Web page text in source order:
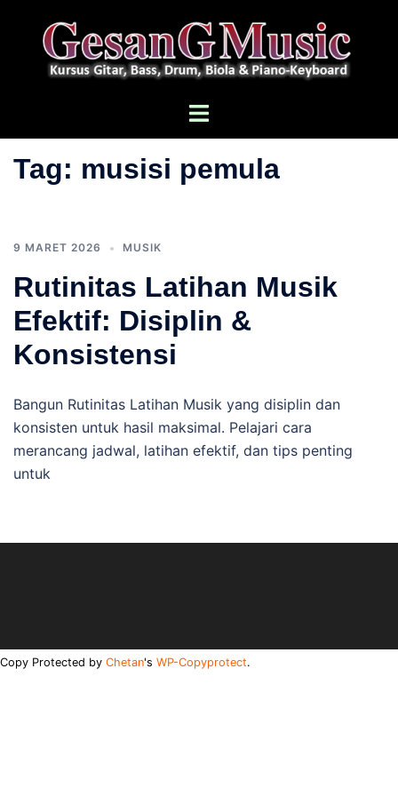
Menu
Tag: musisi pemula
9 MARET 2026 MUSIK
Rutinitas Latihan Musik
Efektif: Disiplin &
Konsistensi
Bangun Rutinitas Latihan Musik yang disiplin dan
konsisten untuk hasil maksimal. Pelajari cara
merancang jadwal, latihan efektif, dan tips penting
untuk
Copy Protected by Chetan's WP-Copyprotect.